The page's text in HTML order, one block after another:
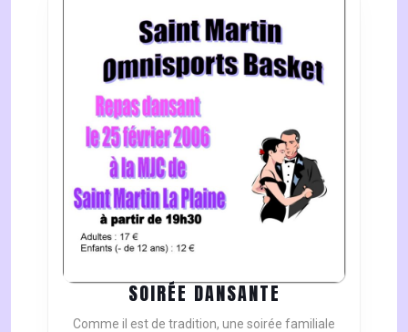
SOIRÉE DANSANTESOIRÉE
DANSANTE
Comme il est de tradition, une soirée familiale